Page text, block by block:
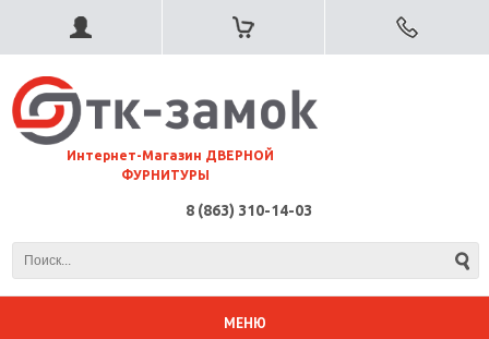
⠀Интернет-Магазин ДВЕРНОЙ
ФУРНИТУРЫ
8 (863) 310-14-03
МЕНЮ